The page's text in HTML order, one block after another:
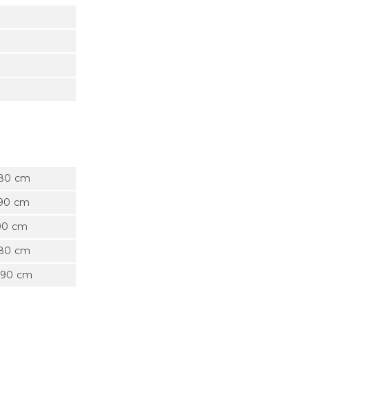
cm
cm
cm
cm
cm